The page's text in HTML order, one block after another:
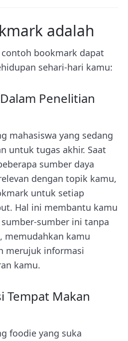
adalah
bookmark dapat
sehari-hari kamu:
Penelitian
mahasiswa yang sedang
untuk tugas akhir. Saat
sumber daya
dengan topik kamu,
untuk setiap
Hal ini membantu kamu
sumber ini tanpa
memudahkan kamu
merujuk informasi
kamu.
Tempat Makan
foodie yang suka